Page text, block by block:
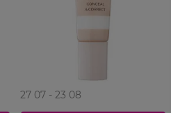
27 07 - 23 08